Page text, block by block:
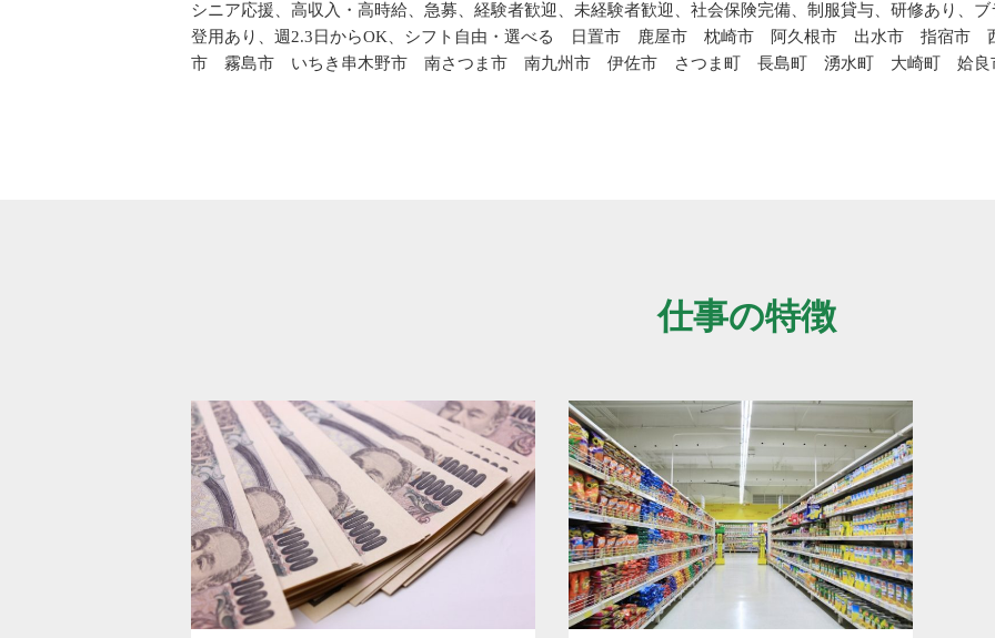
シニア応援、高収入・高時給、急募、経験者歓迎、未経験者歓迎、社会保険完備、制服貸与、研修あり、
登用あり、週2.3日からOK、シフト自由・選べる 日置市 鹿屋市 枕崎市 阿久根市 出水市 指宿
市 霧島市 いちき串木野市 南さつま市 南九州市 伊佐市 さつま町 長島町 湧水町 大崎町 姶良
仕事の特徴